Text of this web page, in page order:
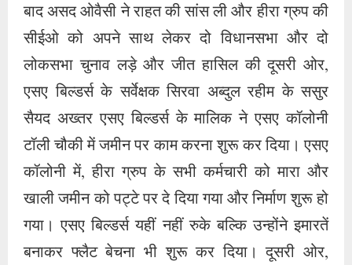
बाद असद ओवैसी ने राहत की सांस ली और हीरा ग्रुप की
सीईओ को अपने साथ लेकर दो विधानसभा और दो
लोकसभा चुनाव लड़े और जीत हासिल की दूसरी ओर,
एसए बिल्डर्स के सर्वेक्षक सिरवा अब्दुल रहीम के ससुर
सैयद अख्तर एसए बिल्डर्स के मालिक ने एसए कॉलोनी
टॉली चौकी में जमीन पर काम करना शुरू कर दिया। एसए
कॉलोनी में, हीरा ग्रुप के सभी कर्मचारी को मारा और
खाली जमीन को पट्टे पर दे दिया गया और निर्माण शुरू हो
गया। एसए बिल्डर्स यहीं नहीं रुके बल्कि उन्होंने इमारतें
बनाकर फ्लैट बेचना भी शुरू कर दिया। दूसरी ओर,